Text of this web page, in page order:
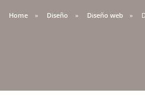
Home Diseño Diseño web